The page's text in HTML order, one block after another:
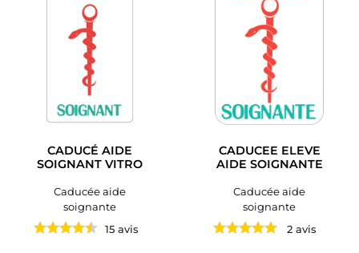
CADUCÉ AIDE
SOIGNANT VITRO
Caducée aide
soignante
15 avis
CADUCEE ELEVE
AIDE SOIGNANTE
Caducée aide
soignante
2 avis